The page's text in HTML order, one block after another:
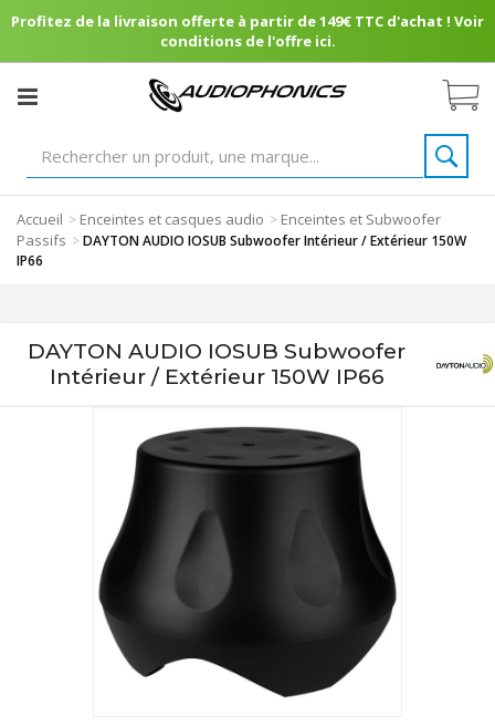
Profitez de la livraison offerte à partir de 149€ TTC d'achat ! Voir
conditions de l'offre ici.
Accueil > Enceintes et casques audio > Enceintes et Subwoofer
Passifs >DAYTON AUDIO IOSUB Subwoofer Intérieur / Extérieur 150W
IP66
DAYTON AUDIO IOSUB Subwoofer
Intérieur / Extérieur 150W IP66